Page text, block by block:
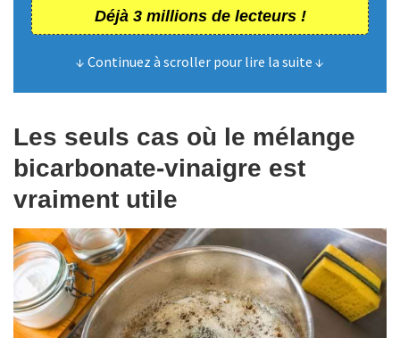
Déjà 3 millions de lecteurs !
↓ Continuez à scroller pour lire la suite ↓
Les seuls cas où le mélange
bicarbonate-vinaigre est
vraiment utile